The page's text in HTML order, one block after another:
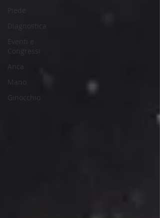
Diagnostica
Congressi
Anca
Mano
Ginocchio